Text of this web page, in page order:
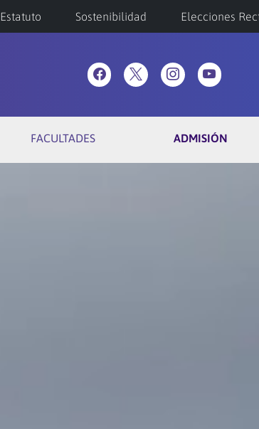
Estatuto Sostenibilidad Elecciones
FACULTADES ADMISIÓN